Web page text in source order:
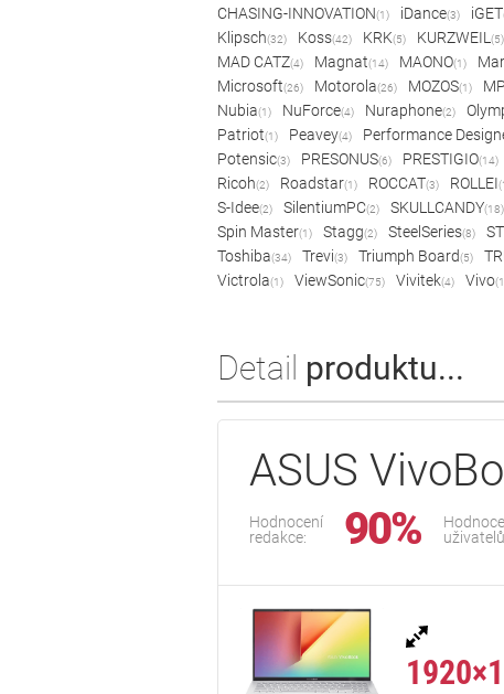
CHASING-INNOVATION(1) iDance(3) iGET
Klipsch(32) Koss(42) KRK(5) KURZWEIL(5)
MAD CATZ(4) Magnat(14) MAONO(1)
Microsoft(26) Motorola(26) MOZOS(1)
Nubia(1) NuForce(4) Nuraphone(2)
Patriot(1) Peavey(4) Performance
Potensic(3) PRESONUS(6) PRESTIGIO(14)
Ricoh(2) Roadstar(1) ROCCAT(3) ROLLEI
S-Idee(2) SilentiumPC(2) SKULLCANDY(18)
Spin Master(1) Stagg(2) SteelSeries(8)
Toshiba(34) Trevi(3) Triumph Board(5)
Victrola(1) ViewSonic(75) Vivitek(4) Vivo
Detail produktu...
ASUS
Hodnocení
redakce:
90%